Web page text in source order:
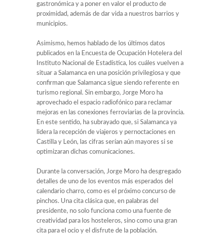
gastronómica y a poner en valor el producto de
proximidad, además de dar vida a nuestros barrios y
municipios.
Asimismo, hemos hablado de los últimos datos
publicados en la Encuesta de Ocupación Hotelera del
Instituto Nacional de Estadística, los cuáles vuelven a
situar a Salamanca en una posición privilegiosa y que
confirman que Salamanca sigue siendo referente en
turismo regional. Sin embargo, Jorge Moro ha
aprovechado el espacio radiofónico para reclamar
mejoras en las conexiones ferroviarias de la provincia.
En este sentido, ha subrayado que, si Salamanca ya
lidera la recepción de viajeros y pernoctaciones en
Castilla y León, las cifras serían aún mayores si se
optimizaran dichas comunicaciones.
Durante la conversación, Jorge Moro ha desgregado
detalles de uno de los eventos más esperados del
calendario charro, como es el próximo concurso de
pinchos. Una cita clásica que, en palabras del
presidente, no solo funciona como una fuente de
creatividad para los hosteleros, sino como una gran
cita para el ocio y el disfrute de la población.